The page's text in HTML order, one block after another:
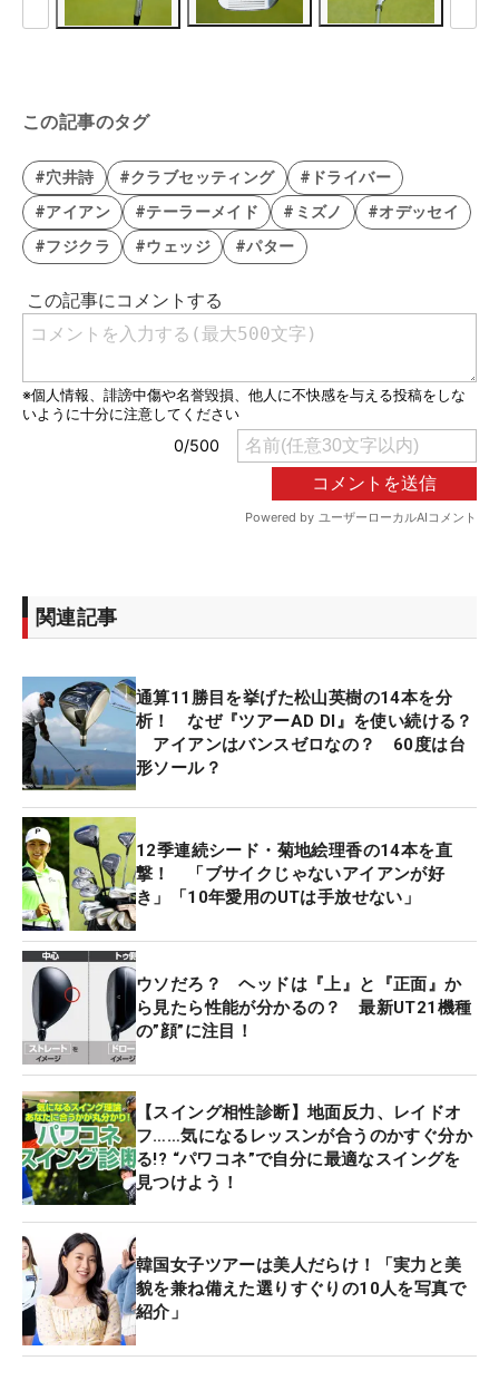
この記事のタグ
#穴井詩 #クラブセッティング
#ドライバー
#アイアン
#テーラーメイド #ミズノ
#オデッセイ
#フジクラ
#ウェッジ #パター
関連記事
通算11勝目を挙げた松山英樹の14本を分
析！ なぜ『ツアーAD DI』を使い続ける？
アイアンはバンスゼロなの？ 60度は台
形ソール？
12季連続シード・菊地絵理香の14本を直
撃！ 「ブサイクじゃないアイアンが好
き」「10年愛用のUTは手放せない」
ウソだろ？ ヘッドは『上』と『正面』か
ら見たら性能が分かるの？ 最新UT21機種
の”顔”に注目！
【スイング相性診断】地面反力、レイドオ
フ……気になるレッスンが合うのかすぐ分か
る!? “パワコネ”で自分に最適なスイングを
見つけよう！
韓国女子ツアーは美人だらけ！「実力と美
貌を兼ね備えた選りすぐりの10人を写真で
紹介」